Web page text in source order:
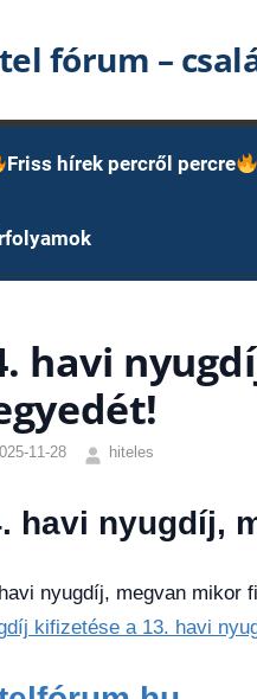
fórum –
Friss hírek percről percre
havi
11-28
hiteles
hírek,
Gazdaság,
kézből,
fórum
havi nyugdíj,
nyugdíj, megvan mikor
kifizetése a 13. havi